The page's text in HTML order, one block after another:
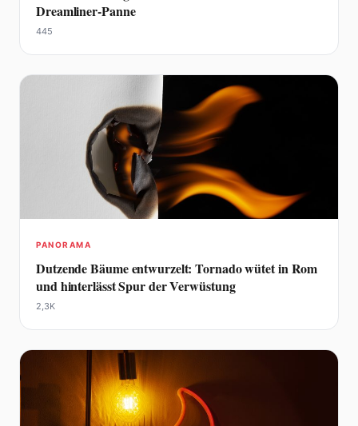
Dreamliner-Panne
445
PANORAMA
Dutzende Bäume entwurzelt: Tornado wütet in Rom
und hinterlässt Spur der Verwüstung
2,3K